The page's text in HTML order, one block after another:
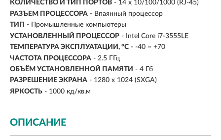
КОЛИЧЕСТВО И ТИП ПОРТОВ - 14 x 10/100/1000 (RJ-45)
РАЗЪЕМ ПРОЦЕССОРА - Впаянный процессор
ТИП - Промышленные компьютеры
УСТАНОВЛЕННЫЙ ПРОЦЕССОР - Intel Core i7-3555LE
ТЕМПЕРАТУРА ЭКСПЛУАТАЦИИ, °C - -40 ~ +70
ЧАСТОТА ПРОЦЕССОРА - 2.5 ГГц
ОБЪЁМ УСТАНОВЛЕННОЙ ПАМЯТИ - 4 Гб
РАЗРЕШЕНИЕ ЭКРАНА - 1280 x 1024 (SXGA)
ЯРКОСТЬ - 1000 кд/кв.м
ОПИСАНИЕ